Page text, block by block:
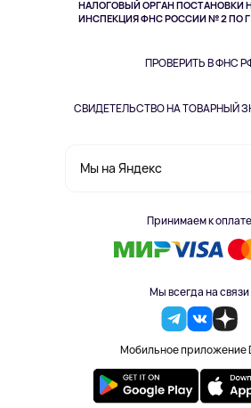
НАЛОГОВЫЙ ОРГАН ПОСТАНОВКИ
ИНСПЕКЦИЯ ФНС РОССИИ № 2 ПО
ПРОВЕРИТЬ В ФНС
СВИДЕТЕЛЬСТВО НА ТОВАРНЫЙ
Мы на Яндекс
Принимаем к оплате
Мы всегда на связи
Мобильное приложение
Здоровье питомцев
Одежда и аксессуары